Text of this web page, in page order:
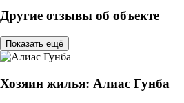
Другие отзывы об объекте
Показать ещё
Хозяин жилья: Алиас Гунба